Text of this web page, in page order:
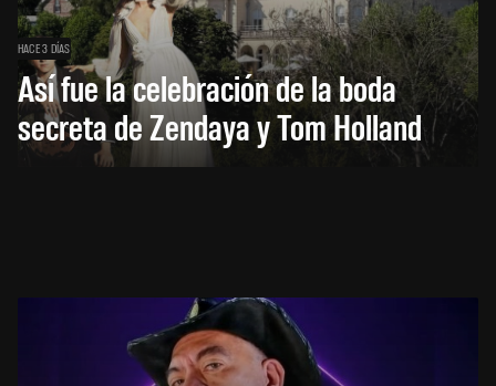
HACE 3 DÍAS
Así fue la celebración de la boda
secreta de Zendaya y Tom Holland